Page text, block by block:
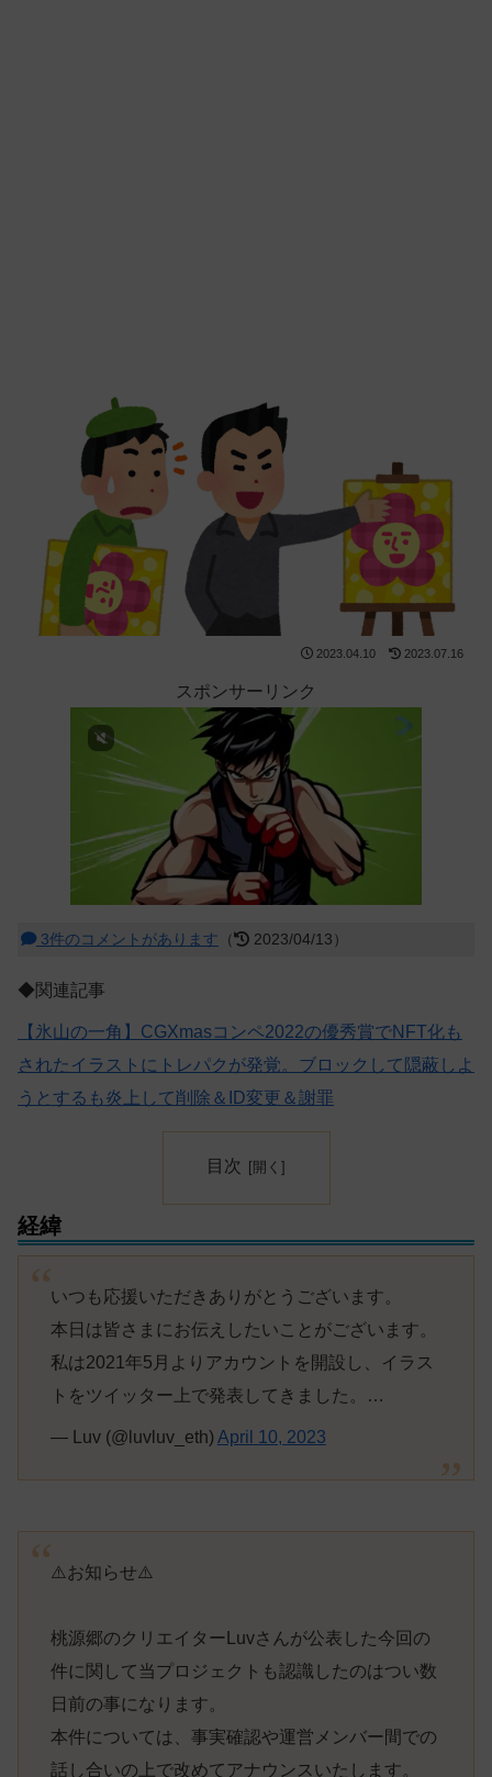
2023.04.10 2023.07.16
スポンサーリンク
3件のコメントがあります （ 2023/04/13）
◆関連記事
【氷山の一角】CGXmasコンペ2022の優秀賞でNFT化も
されたイラストにトレパクが発覚。ブロックして隠蔽しよ
うとするも炎上して削除＆ID変更＆謝罪
目次
経緯
いつも応援いただきありがとうございます。
本日は皆さまにお伝えしたいことがございます。
私は2021年5月よりアカウントを開設し、イラス
トをツイッター上で発表してきました。…
— Luv (@luvluv_eth) April 10, 2023
⚠️お知らせ⚠️
桃源郷のクリエイターLuvさんが公表した今回の
件に関して当プロジェクトも認識したのはつい数
日前の事になります。
本件については、事実確認や運営メンバー間での
話し合いの上で改めてアナウンスいたします。